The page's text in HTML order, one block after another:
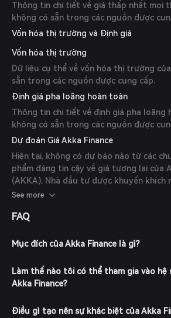
Thông tin chi tiết về giá thấp nhất mọi
không có sẵn trong các nguồn được
Vốn hóa thị trường và Định giá
Vốn hóa thị trường
Dữ liệu cụ thể về vốn hóa thị trường
sẵn trong các nguồn được cung cấp.
Định giá pha loãng hoàn toàn
Thông tin chi tiết về định giá pha loãng
không có sẵn trong các nguồn được
Dự đoán Giá Akka Finance
Hiện tại, không có dự báo nào từ các
phẩm đáng tin cậy về giá tương lai của
(AKKA). Nhà đầu tư được khuyến khích
và tham khảo ý kiến cố vấn tài chính
See more
FAQ
Mục đích của Akka Finance là gì?
Làm thế nào tôi có thể tham gia vào hệ
Akka Finance?
Điều gì tạo nên sự khác biệt của Akka